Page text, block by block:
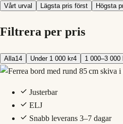
Vårt urval Lägsta pris först Högsta
Filtrera per pris
Alla14 Under 1 000 kr4 1 000–3 000
Justerbar
ELJ
Snabb leverans 3–7 dagar